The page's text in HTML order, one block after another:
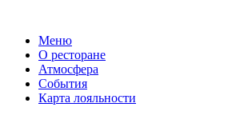
Меню
О ресторане
Атмосфера
События
Карта лояльности